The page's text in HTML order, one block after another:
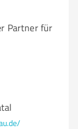
Partner für